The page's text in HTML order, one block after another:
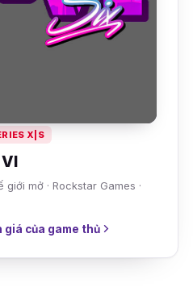
X|S
mở · Rockstar Games ·
giá của game thủ